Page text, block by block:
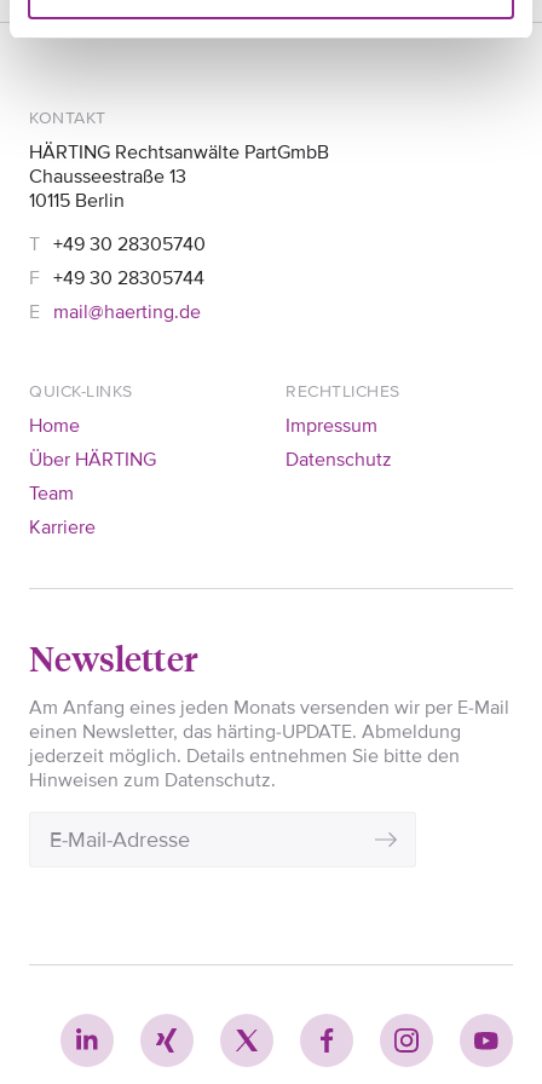
KONTAKT
HÄRTING Rechtsanwälte PartGmbB
Chausseestraße 13
10115 Berlin
+49 30 28305740
+49 30 28305744
mail@haerting.de
QUICK-LINKS
Home
Über HÄRTING
Team
Karriere
RECHTLICHES
Impressum
Datenschutz
Newsletter
Am Anfang eines jeden Monats versenden wir per E-Mail
einen Newsletter, das härting-UPDATE. Abmeldung
jederzeit möglich. Details entnehmen Sie bitte den
Hinweisen zum Datenschutz.